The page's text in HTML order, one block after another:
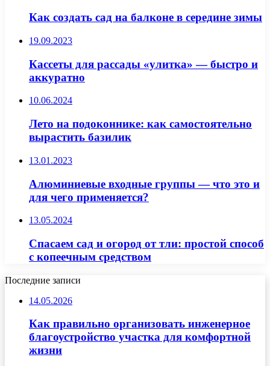
Как создать сад на балконе в середине зимы
19.09.2023
Кассеты для рассады «улитка» — быстро и
аккуратно
10.06.2024
Лето на подоконнике: как самостоятельно
вырастить базилик
13.01.2023
Алюминиевые входные группы — что это и
для чего применяется?
13.05.2024
Спасаем сад и огород от тли: простой способ
с копеечным средством
Последние записи
14.05.2026
Как правильно организовать инженерное
благоустройство участка для комфортной
жизни